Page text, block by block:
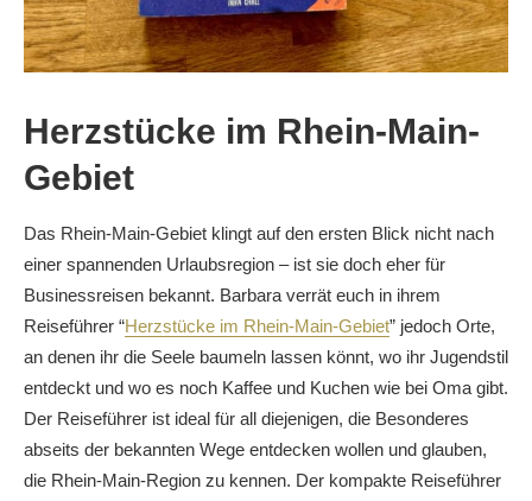
Herzstücke im Rhein-Main-
Gebiet
Das Rhein-Main-Gebiet klingt auf den ersten Blick nicht nach
einer spannenden Urlaubsregion – ist sie doch eher für
Businessreisen bekannt. Barbara verrät euch in ihrem
Reiseführer “Herzstücke im Rhein-Main-Gebiet” jedoch Orte,
an denen ihr die Seele baumeln lassen könnt, wo ihr Jugendstil
entdeckt und wo es noch Kaffee und Kuchen wie bei Oma gibt.
Der Reiseführer ist ideal für all diejenigen, die Besonderes
abseits der bekannten Wege entdecken wollen und glauben,
die Rhein-Main-Region zu kennen. Der kompakte Reiseführer